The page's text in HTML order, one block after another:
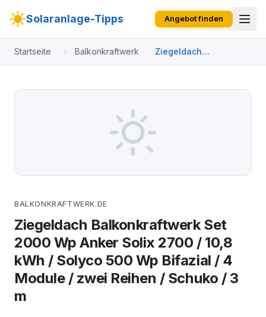
Solaranlage-Tipps Angebot finden
Startseite Balkonkraftwerk
Ziegeldach
Balkonkraftwerk Set
2700 / 10,8 kWh /
BALKONKRAFTWERK.DE
Ziegeldach Balkonkraftwerk Set
2000 Wp Anker Solix 2700 / 10,8
kWh / Solyco 500 Wp Bifazial / 4
Module / zwei Reihen / Schuko / 3
m